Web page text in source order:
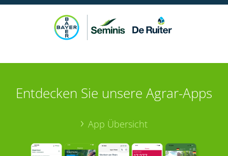
Entdecken Sie unsere Agrar-Apps
App Übersicht